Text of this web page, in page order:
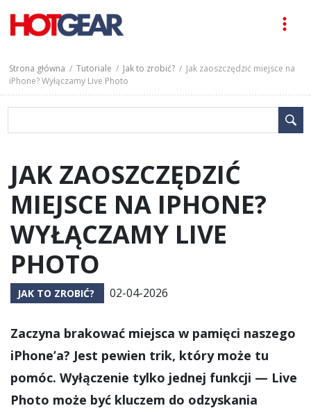
Strona główna /Tutoriale / Jak to zrobić? / Jak zaoszczędzić miejsce na
iPhone? Wyłączamy Live Photo
JAK ZAOSZCZĘDZIĆ
MIEJSCE NA IPHONE?
WYŁĄCZAMY LIVE
PHOTO
JAK TO ZROBIĆ? 02-04-2026
Zaczyna brakować miejsca w pamięci naszego
iPhone’a? Jest pewien trik, który może tu
pomóc. Wyłączenie tylko jednej funkcji — Live
Photo może być kluczem do odzyskania